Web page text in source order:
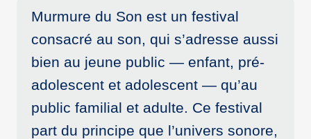
Murmure du Son est un festival
consacré au son, qui s’adresse aussi
bien au jeune public — enfant, pré-
adolescent et adolescent — qu’au
public familial et adulte. Ce festival
part du principe que l’univers sonore,